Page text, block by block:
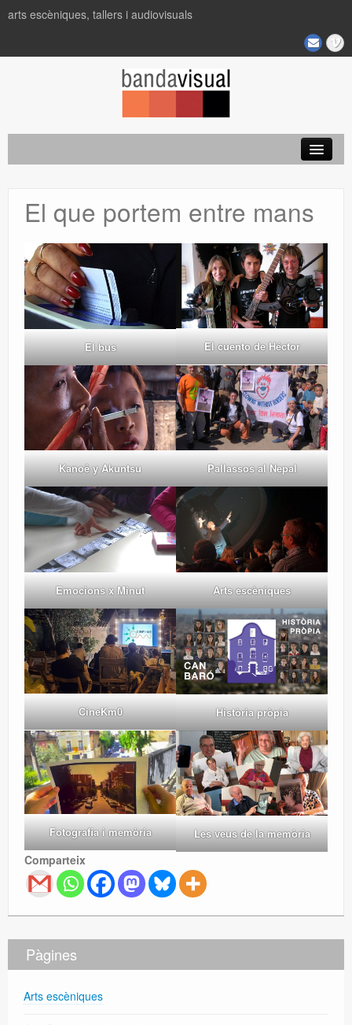
arts escèniques, tallers i audiovisuals
El que portem entre mans
El bus El cuento de Héctor
Kanoê y Akuntsu Pallassos al Nepal
Emocions x Minut Arts escèniques
CineKm0 Història pròpia
Fotografia i memòria Les veus de la memòria
Comparteix
Pàgines
Arts escèniques